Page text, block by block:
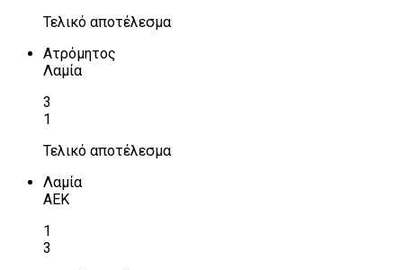
Τελικό αποτέλεσμα
Ατρόμητος
Λαμία
3
1
Τελικό αποτέλεσμα
Λαμία
ΑΕΚ
1
3